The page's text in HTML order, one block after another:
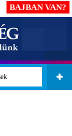
BAJBAN VAN?